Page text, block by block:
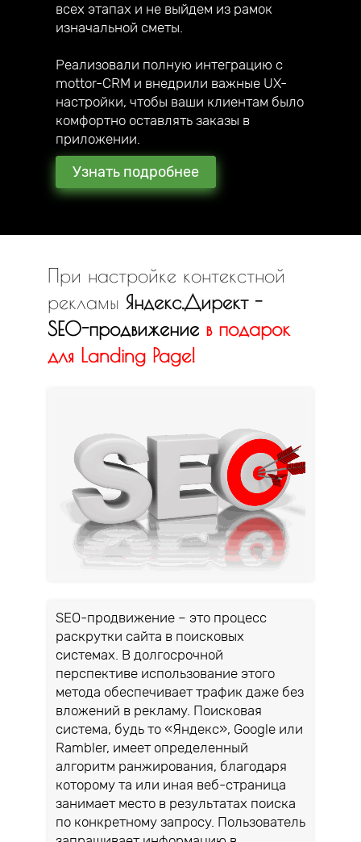
всех этапах и не выйдем из рамок
изначальной сметы.
Реализовали полную интеграцию с
mottor-CRM и внедрили важные UX-
настройки, чтобы ваши клиентам было
комфортно оставлять заказы в
приложении.
Узнать подробнее
При настройке контекстной
рекламы Яндекс.Директ -
SEO-продвижение в подарок
для Landing Page!
SEO-продвижение – это процесс
раскрутки сайта в поисковых
системах. В долгосрочной
перспективе использование этого
метода обеспечивает трафик даже без
вложений в рекламу. Поисковая
система, будь то «Яндекс», Google или
Rambler, имеет определенный
алгоритм ранжирования, благодаря
которому та или иная веб-страница
занимает место в результатах поиска
по конкретному запросу. Пользователь